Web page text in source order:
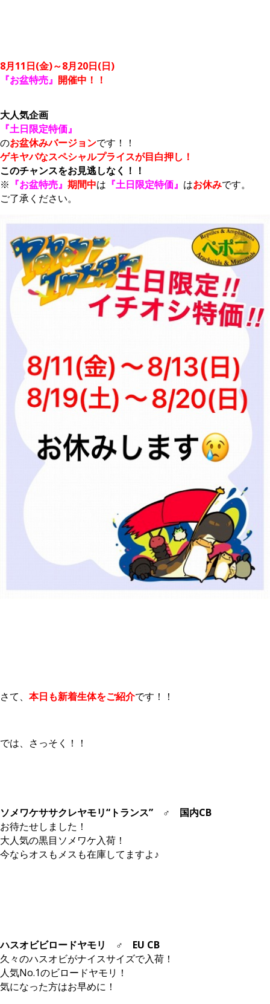
8月11日(金)～8月20日(日)
『お盆特売』 開催中！！
大人気企画
『土日限定特価』
のお盆休みバージョンです！！
ゲキヤバなスペシャルプライスが目白押し！
このチャンスをお見逃しなく！！
※ 『お盆特売』 期間中は 『土日限定特価』 はお休みです。
ご了承ください。
さて、 本日も新着生体をご紹介です！！
では、さっそく！！
ソメワケササクレヤモリ“トランス” ♂ 国内CB
お待たせしました！
大人気の黒目ソメワケ入荷！
今ならオスもメスも在庫してますよ♪
ハスオビビロードヤモリ ♂ EU CB
久々のハスオビがナイスサイズで入荷！
人気No.1のビロードヤモリ！
気になった方はお早めに！